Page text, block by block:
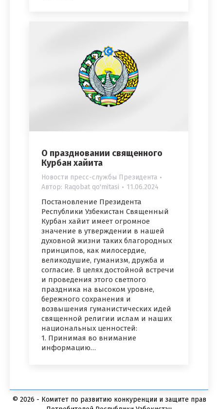
О праздновании священного
Курбан хайита
Новости пресс-службы Президента
Автор: Raqobat qo'mitasi 11.06.2024
Постановление Президента
Республики Узбекистан Священный
Курбан хайит имеет огромное
значение в утверждении в нашей
духовной жизни таких благородных
принципов, как милосердие,
великодушие, гуманизм, дружба и
согласие. В целях достойной встречи
и проведения этого светлого
праздника на высоком уровне,
бережного сохранения и
возвышения гуманистических идей
священной религии ислам и наших
национальных ценностей:
1. Принимая во внимание
информацию…
© 2026 - Комитет по развитию конкуренции и защите прав